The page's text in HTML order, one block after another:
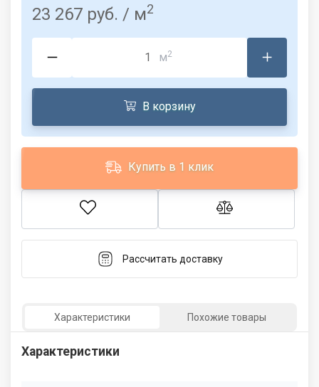
23 267 руб. / м2
м2
В корзину
Купить в 1 клик
Рассчитать доставку
Характеристики Похожие товары
Характеристики